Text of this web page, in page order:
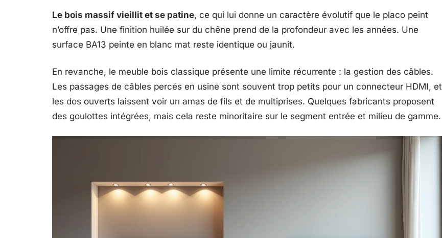
Le bois massif vieillit et se patine, ce qui lui donne un caractère évolutif que le placo peint
n’offre pas. Une finition huilée sur du chêne prend de la profondeur avec les années. Une
surface BA13 peinte en blanc mat reste identique ou jaunit.
En revanche, le meuble bois classique présente une limite récurrente : la gestion des câbles.
Les passages de câbles percés en usine sont souvent trop petits pour un connecteur HDMI, et
les dos ouverts laissent voir un amas de fils et de multiprises. Quelques fabricants proposent
des goulottes intégrées, mais cela reste minoritaire sur le segment entrée et milieu de gamme.